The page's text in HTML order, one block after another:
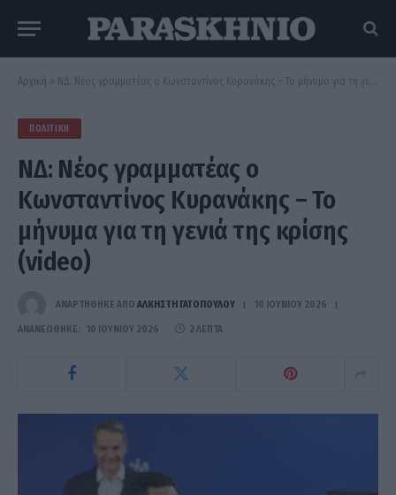
Αρχική » ΝΔ: Νέος γραμματέας ο Κωνσταντίνος Κυρανάκης – Το μήνυμα για τη γενιά της κρίσης (video)
ΠΟΛΙΤΙΚΉ
ΝΔ: Νέος γραμματέας ο
Κωνσταντίνος Κυρανάκης – Το
μήνυμα για τη γενιά της κρίσης
(video)
ΑΝΑΡΤΗΘΗΚΕ ΑΠΟ ΆΛΚΗΣΤΗ ΓΑΤΟΠΟΎΛΟΥ 10 ΙΟΥΝΊΟΥ 2026
ΑΝΑΝΕΏΘΗΚΕ: 10 ΙΟΥΝΊΟΥ 2026 2 ΛΕΠΤΆ